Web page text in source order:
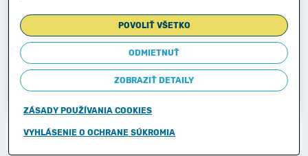
Zostavená dňa:
27.01.2014
Schválená dňa:
-
POVOLIŤ VŠETKO
ODMIETNUŤ
ZOBRAZIŤ DETAILY
ZÁSADY POUŽÍVANIA COOKIES
VYHLÁSENIE O OCHRANE SÚKROMIA
Copyright © 2011-2026